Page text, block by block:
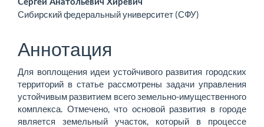
статьи
Сергей Анатольевич Хиревич
Сибирский федеральный университет (СФУ)
Аннотация
Для воплощения идеи устойчивого развития городских
территорий в статье рассмотрены задачи управления
устойчивым развитием всего земельно-имущественного
комплекса. Отмечено, что основой развития в городе
является земельный участок, который в процессе